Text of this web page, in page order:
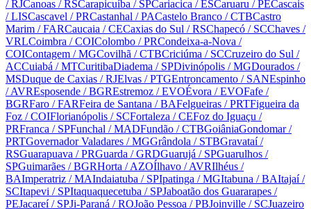
/ RJCanoas / RSCarapicuíba / SPCariacica / ESCaruaru / PECascais
/ LISCascavel / PRCastanhal / PACastelo Branco / CTBCastro
Marim / FARCaucaia / CECaxias do Sul / RSChapecó / SCChaves /
VRLCoimbra / COIColombo / PRCondeixa-a-Nova /
COIContagem / MGCovilhã / CTBCriciúma / SCCruzeiro do Sul /
ACCuiabá / MTCuritibaDiadema / SPDivinópolis / MGDourados /
MSDuque de Caxias / RJElvas / PTGEntroncamento / SANEspinho
/ AVREsposende / BGREstremoz / EVOÉvora / EVOFafe /
BGRFaro / FARFeira de Santana / BAFelgueiras / PRTFigueira da
Foz / COIFlorianópolis / SCFortaleza / CEFoz do Iguaçu /
PRFranca / SPFunchal / MADFundão / CTBGoiâniaGondomar/
PRTGovernador Valadares / MGGrândola / STBGravataí/
RSGuarapuava / PRGuarda / GRDGuarujá / SPGuarulhos /
SPGuimarães / BGRHorta / AZOÍlhavo / AVRIlhéus /
BAImperatriz / MAIndaiatuba / SPIpatinga / MGItabuna / BAItajaí/
SCItapevi / SPItaquaquecetuba / SPJaboatão dos Guararapes /
PEJacareí/ SPJi-Paraná / ROJoão Pessoa / PBJoinville / SCJuazeiro